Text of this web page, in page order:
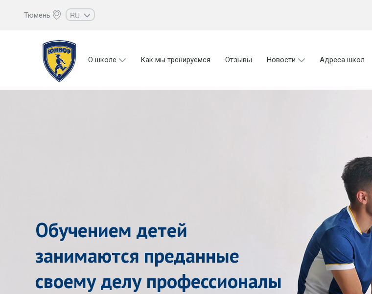
Тюмень
RU
UZ
KZ
CS
О школе Как мы тренируемся Отзывы Новости Адреса школ
Обучением детей
занимаются преданные
своему делу профессионалы